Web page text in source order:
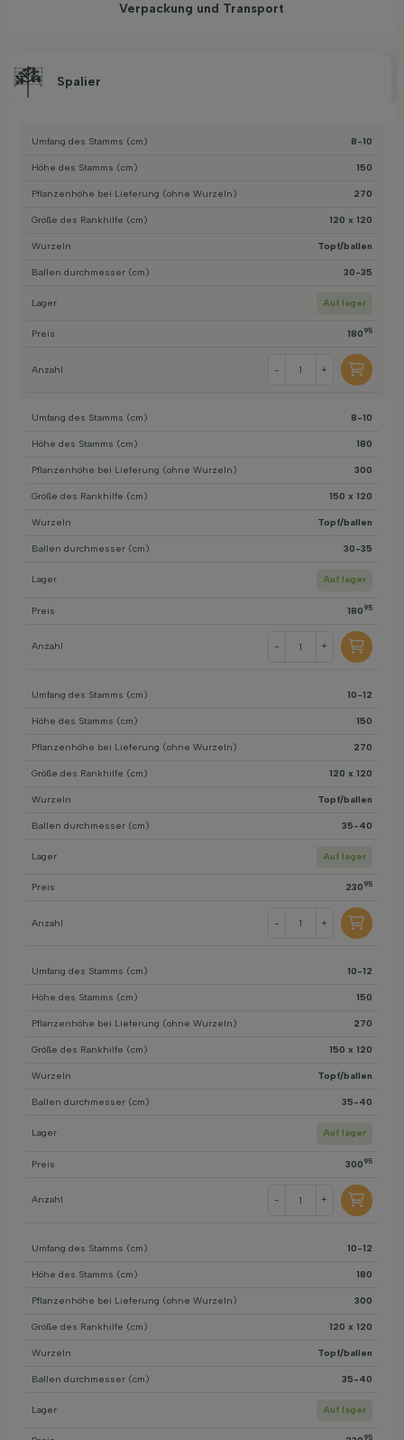
Verpackung und Transport
Spalier
Umfang des Stamms (cm) 8-10
Höhe des Stamms (cm) 150
Pflanzenhöhe bei Lieferung (ohne Wurzeln) 270
Größe des Rankhilfe (cm) 120 x 120
Wurzeln Topf/ballen
Ballen durchmesser (cm) 30-35
Lager Auf lager
Preis 180 95
Anzahl - +
Umfang des Stamms (cm) 8-10
Höhe des Stamms (cm) 180
Pflanzenhöhe bei Lieferung (ohne Wurzeln) 300
Größe des Rankhilfe (cm) 150 x 120
Wurzeln Topf/ballen
Ballen durchmesser (cm) 30-35
Lager Auf lager
Preis 180 95
Anzahl - +
Umfang des Stamms (cm) 10-12
Höhe des Stamms (cm) 150
Pflanzenhöhe bei Lieferung (ohne Wurzeln) 270
Größe des Rankhilfe (cm) 120 x 120
Wurzeln Topf/ballen
Ballen durchmesser (cm) 35-40
Lager Auf lager
Preis 230 95
Anzahl - +
Umfang des Stamms (cm) 10-12
Höhe des Stamms (cm) 150
Pflanzenhöhe bei Lieferung (ohne Wurzeln) 270
Größe des Rankhilfe (cm) 150 x 120
Wurzeln Topf/ballen
Ballen durchmesser (cm) 35-40
Lager Auf lager
Preis 300 95
Anzahl - +
Umfang des Stamms (cm) 10-12
Höhe des Stamms (cm) 180
Pflanzenhöhe bei Lieferung (ohne Wurzeln) 300
Größe des Rankhilfe (cm) 120 x 120
Wurzeln Topf/ballen
Ballen durchmesser (cm) 35-40
Lager Auf lager
95